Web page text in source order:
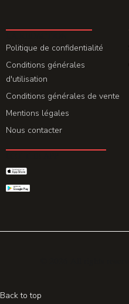
Politique de confidentialité
Conditions générales
d'utilisation
Conditions générales de vente
Mentions légales
Nous contacter
Back to top